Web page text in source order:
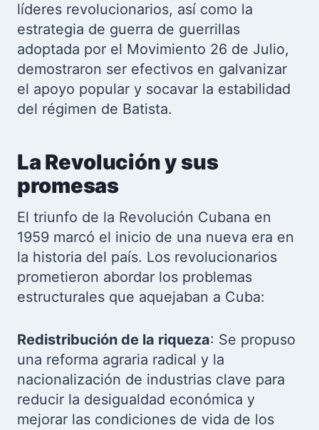
líderes revolucionarios, así como la
estrategia de guerra de guerrillas
adoptada por el Movimiento 26 de Julio,
demostraron ser efectivos en galvanizar
el apoyo popular y socavar la estabilidad
del régimen de Batista.
La Revolución y sus
promesas
El triunfo de la Revolución Cubana en
1959 marcó el inicio de una nueva era en
la historia del país. Los revolucionarios
prometieron abordar los problemas
estructurales que aquejaban a Cuba:
Redistribución de la riqueza: Se propuso
una reforma agraria radical y la
nacionalización de industrias clave para
reducir la desigualdad económica y
mejorar las condiciones de vida de los